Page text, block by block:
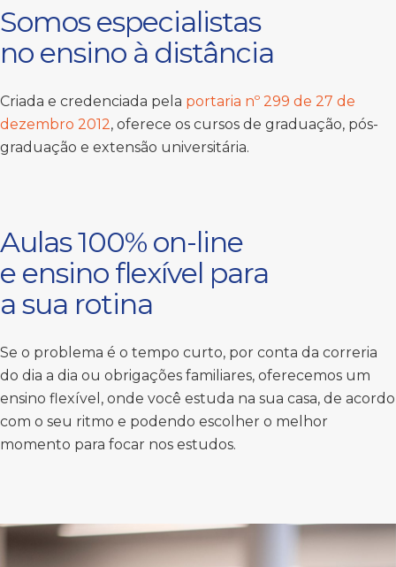
Somos especialistas
no ensino à distância
Criada e credenciada pela portaria nº 299 de 27 de
dezembro 2012, oferece os cursos de graduação, pós-
graduação e extensão universitária.
Aulas 100% on-line
e ensino flexível para
a sua rotina
Se o problema é o tempo curto, por conta da correria
do dia a dia ou obrigações familiares, oferecemos um
ensino flexível, onde você estuda na sua casa, de acordo
com o seu ritmo e podendo escolher o melhor
momento para focar nos estudos.